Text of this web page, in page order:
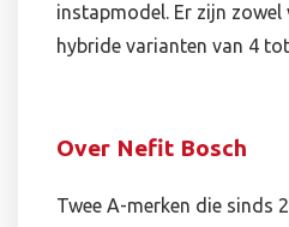
instapmodel. Er zijn
hybride varianten van 4
Over Nefit Bosch
Twee A-merken die sinds